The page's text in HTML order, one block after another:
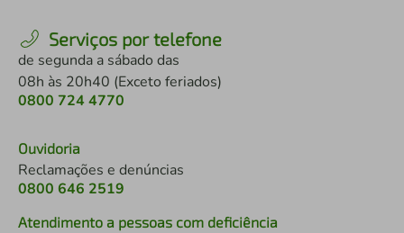
Serviços por telefone
de segunda a sábado das
08h às 20h40 (Exceto feriados)
0800 724 4770
Ouvidoria
Reclamações e denúncias
0800 646 2519
Atendimento a pessoas com deficiência